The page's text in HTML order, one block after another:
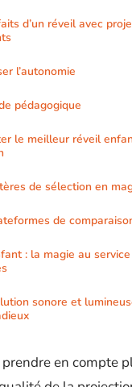
d’un réveil avec
l’autonomie
pédagogique
le meilleur réveil
de sélection en
de
: la magie au
sonore et
en compte